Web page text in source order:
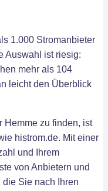
1.000 Stromanbieter
Auswahl ist riesig:
mehr als 104
leicht den Überblick
Hemme zu finden, ist
histrom.de. Mit einer
und Ihrem
von Anbietern und
die Sie nach Ihren